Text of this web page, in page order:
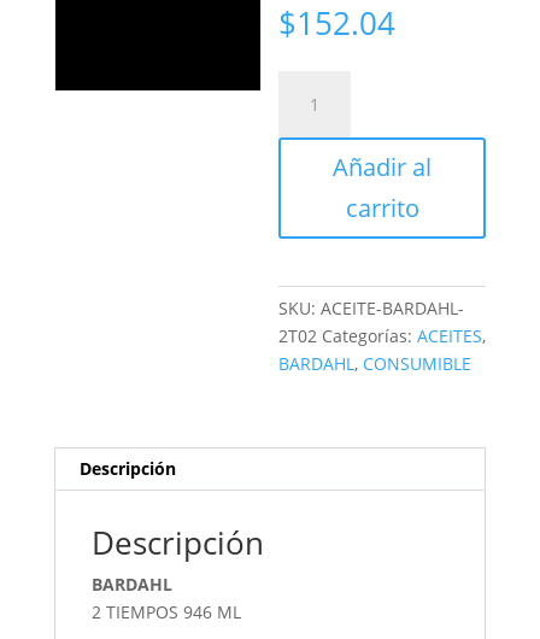
$152.04
BARDAHL
2T
cantidadAñadir al
carrito
SKU:ACEITE-BARDAHL-
2T02 Categorías:ACEITES,
BARDAHL, CONSUMIBLE
Descripción
Descripción
BARDAHL
2 TIEMPOS 946 ML